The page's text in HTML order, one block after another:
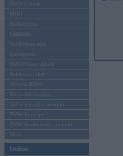
BMW Latvijā
MINI
Rolls-Royce
Pasākumi
Vadāmības tests
Autosports
BMWPower aktuāli
Reklāmas raksti
Mēneša BMW
Sērijveida tūnings
BMW pasaules jaunumi
BMW koncepti
BMW konkurentu jaunumi
Moto
Online